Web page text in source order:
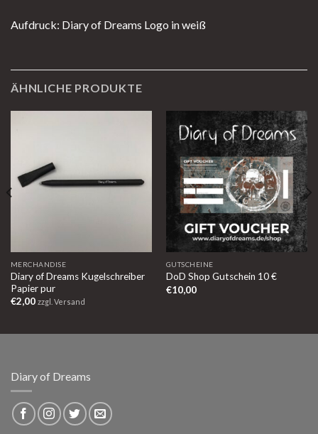
Aufdruck: Diary of Dreams Logo in weiß
ÄHNLICHE PRODUKTE
MERCHANDISE
Diary of Dreams Kugelschreiber
Papier pur
€2,00 zzgl. Versand
GUTSCHEINE
DoD Shop Gutschein 10 €
€10,00
Diary of Dreams